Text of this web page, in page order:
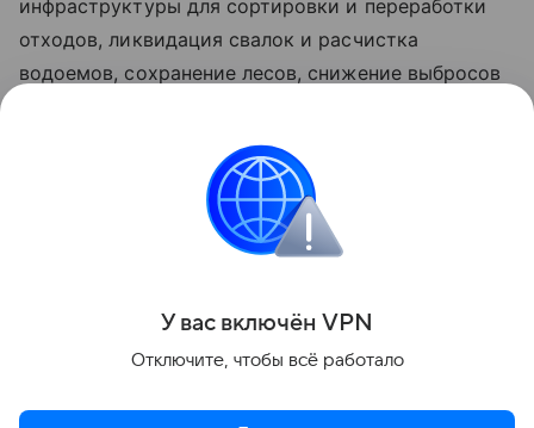
инфраструктуры для сортировки и переработки
отходов, ликвидация свалок и расчистка
водоемов, сохранение лесов, снижение выбросов
и сбережение биологического разнообразия.
Обновленные нацпроекты реализуются
по решению Президента РФ Владимира Путина
Поделиться
У вас включён VPN
Отключите, чтобы всё работало